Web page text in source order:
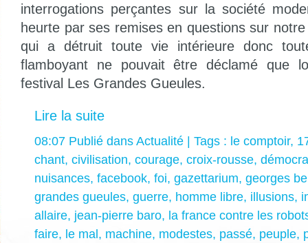
interrogations perçantes sur la société
heurte par ses remises en questions sur
qui a détruit toute vie intérieure donc
flamboyant ne pouvait être déclamé que
festival Les Grandes Gueules.
Lire la suite
08:07 Publié dans Actualité | Tags : le comptoir,
chant, civilisation, courage, croix-rousse,
nuisances, facebook, foi, gazettarium, georges
grandes gueules, guerre, homme libre, illusions,
allaire, jean-pierre baro, la france contre les
faire, le mal, machine, modestes, passé, peuple,